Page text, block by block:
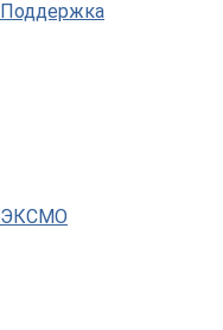
Поддержка
ЭКСМО